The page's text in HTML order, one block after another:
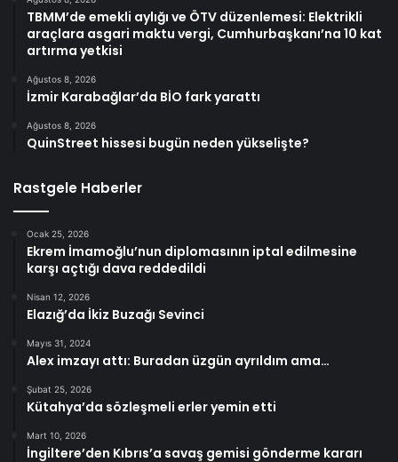
TBMM’de emekli aylığı ve ÖTV düzenlemesi: Elektrikli
araçlara asgari maktu vergi, Cumhurbaşkanı’na 10 kat
artırma yetkisi
Ağustos 8, 2026
İzmir Karabağlar’da BİO fark yarattı
Ağustos 8, 2026
QuinStreet hissesi bugün neden yükselişte?
Rastgele Haberler
Ocak 25, 2026
Ekrem İmamoğlu’nun diplomasının iptal edilmesine
karşı açtığı dava reddedildi
Nisan 12, 2026
Elazığ’da İkiz Buzağı Sevinci
Mayıs 31, 2024
Alex imzayı attı: Buradan üzgün ayrıldım ama…
Şubat 25, 2026
Kütahya’da sözleşmeli erler yemin etti
Mart 10, 2026
İngiltere’den Kıbrıs’a savaş gemisi gönderme kararı